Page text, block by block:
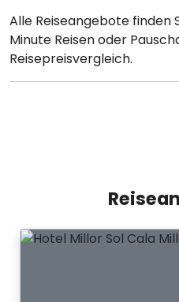
Alle Reiseangebote finden
Minute Reisen oder
Reisepreisvergleich.